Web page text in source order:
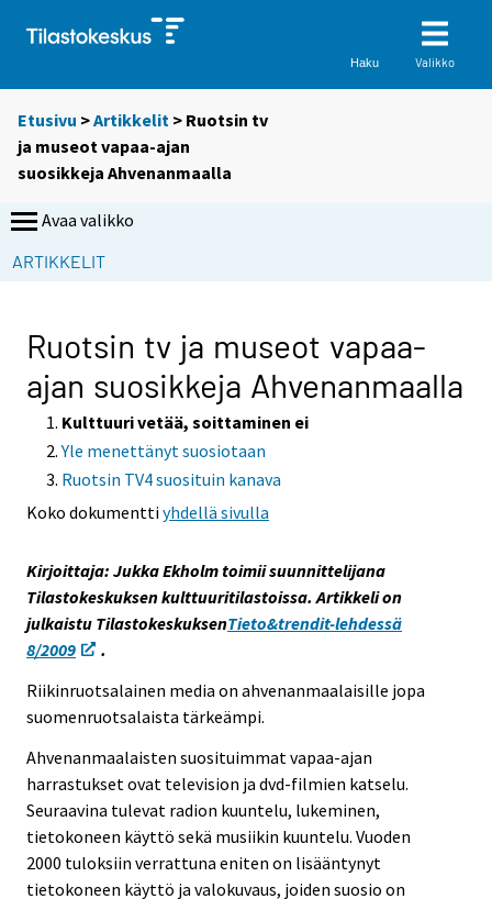
Haku Valikko
Etusivu >Artikkelit > Ruotsin tv
ja museot vapaa-ajan
suosikkeja Ahvenanmaalla
Avaa valikko
ARTIKKELIT
Ruotsin tv ja museot vapaa-
ajan suosikkeja Ahvenanmaalla
Kulttuuri vetää, soittaminen ei
Yle menettänyt suosiotaan
Ruotsin TV4 suosituin kanava
Koko dokumenttiyhdellä sivulla
Kirjoittaja: Jukka Ekholm toimii suunnittelijana
Tilastokeskuksen kulttuuritilastoissa. Artikkeli on
julkaistu TilastokeskuksenTieto&trendit-lehdessä
8/2009
.
Riikinruotsalainen media on ahvenanmaalaisille jopa
suomenruotsalaista tärkeämpi.
Ahvenanmaalaisten suosituimmat vapaa-ajan
harrastukset ovat television ja dvd-filmien katselu.
Seuraavina tulevat radion kuuntelu, lukeminen,
tietokoneen käyttö sekä musiikin kuuntelu. Vuoden
2000 tuloksiin verrattuna eniten on lisääntynyt
tietokoneen käyttö ja valokuvaus, joiden suosio on